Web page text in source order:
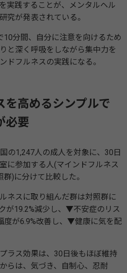
実践することが、メンタルヘル
究が発表されている。
分間、自分に注意を向けるため
と深く呼吸をしながら集中力を
ドフルネスの実践になる。
を高めるシンプルで
必要
の1,247人の成人を対象に、30日
に参加する人(マインドフルネス
)に分けて比較した。
ネスに取り組んだ群は対照群に
が19.2%減少し、▼不安症のリス
度が6.9%改善し、▼健康に気を配
ラス効果は、30日後もほぼ維持
らは、気づき、自制心、忍耐